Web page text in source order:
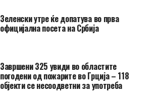
Зеленски утре ќе допатува во прва
официјална посета на Србија
Завршени 325 увиди во областите
погодени од пожарите во Грција – 118
објекти се несоодветни за употреба